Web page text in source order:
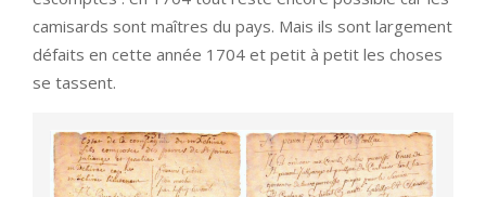
camisards sont maîtres du pays. Mais ils sont largement
défaits en cette année 1704 et petit à petit les choses
se tassent.